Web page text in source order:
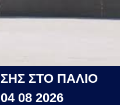
ΣΤΟ ΠΑΛΙΟ
08 2026